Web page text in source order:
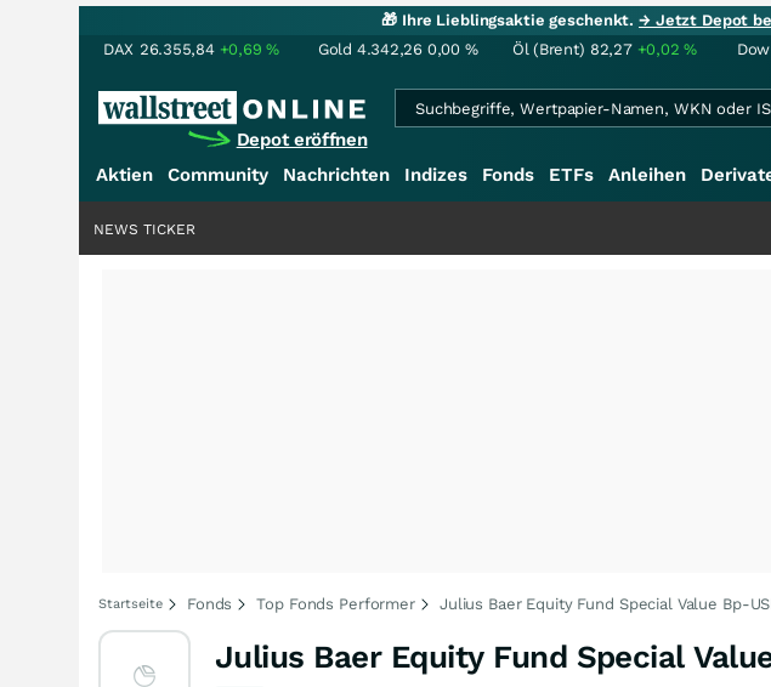
🎁 Ihre Lieblingsaktie geschenkt.→ Jetzt Depot
DAX 26.355,84 +0,69% Gold 4.342,26 0,00 % Öl (Brent) 82,27 +0,02%
Depot eröffnen
Aktien Community Nachrichten Indizes Fonds ETFs Anleihen
NEWS TICKER
Startseite Fonds Top Fonds Performer Julius Baer Equity Fund Special Value Bp-
Julius Baer Equity Fund Special